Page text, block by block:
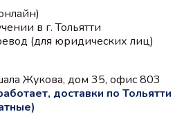
в г. Тольятти
(для юридических лиц)
Жукова, дом 35, офис 803
доставки по Тольятти